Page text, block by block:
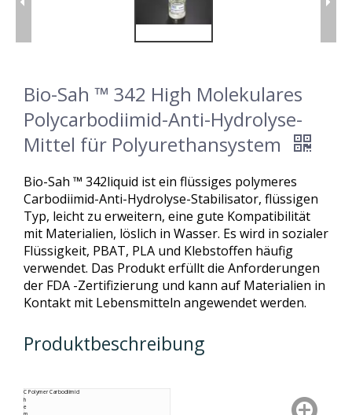
Bio-Sah ™ 342 High Molekulares
Polycarbodiimid-Anti-Hydrolyse-
Mittel für Polyurethansystem
Bio-Sah ™ 342liquid ist ein flüssiges polymeres
Carbodiimid-Anti-Hydrolyse-Stabilisator, flüssigen
Typ, leicht zu erweitern, eine gute Kompatibilität
mit Materialien, löslich in Wasser. Es wird in sozialer
Flüssigkeit, PBAT, PLA und Klebstoffen häufig
verwendet. Das Produkt erfüllt die Anforderungen
der FDA -Zertifizierung und kann auf Materialien in
Kontakt mit Lebensmitteln angewendet werden.
Produktbeschreibung
C
h
e
m
Polymer Carbodiimid